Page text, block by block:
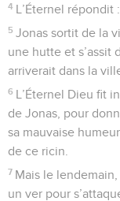
4 L’Éternel répondit
5 Jonas sortit de la
une hutte et s’assit
arriverait dans la
6 L’Éternel Dieu fit
de Jonas, pour
sa mauvaise
de ce ricin.
7 Mais le
un ver pour